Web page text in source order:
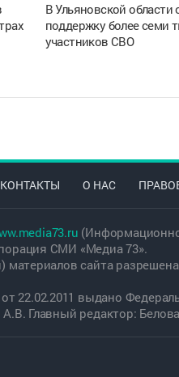
В Ульяновской
поддержку более семи
участников СВО
КОНТАКТЫ О НАС
СМИ «Медиа 73».
материалов сайта
22.02.2011 выдано
Главный редактор: